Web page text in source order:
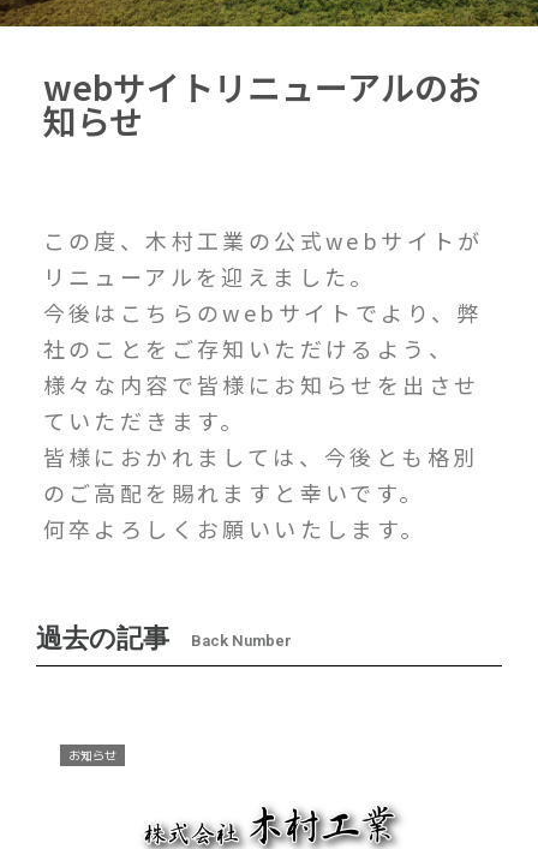
webサイトリニューアルのお
知らせ
この度、木村工業の公式webサイトが
リニューアルを迎えました。
今後はこちらのwebサイトでより、弊
社のことをご存知いただけるよう、
様々な内容で皆様にお知らせを出させ
ていただきます。
皆様におかれましては、今後とも格別
のご高配を賜れますと幸いです。
何卒よろしくお願いいたします。
過去の記事 Back Number
お知らせ